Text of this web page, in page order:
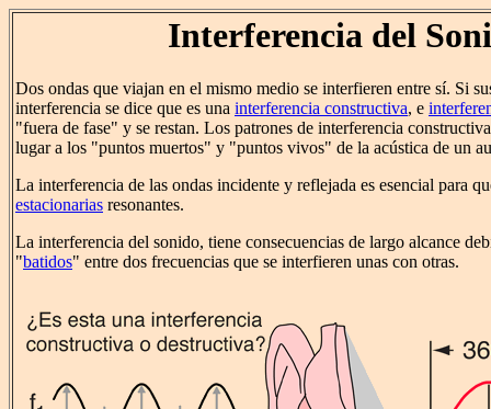
Interferencia del
Dos ondas que viajan en el mismo medio se interfieren entre sí. Si
interferencia se dice que es una interferencia constructiva, e
"fuera de fase" y se restan. Los patrones de interferencia
lugar a los "puntos muertos" y "puntos vivos" de la acústica de un
La interferencia de las ondas incidente y reflejada es esencial para
estacionarias resonantes.
La interferencia del sonido, tiene consecuencias de largo alcance
"batidos" entre dos frecuencias que se interfieren unas con otras.